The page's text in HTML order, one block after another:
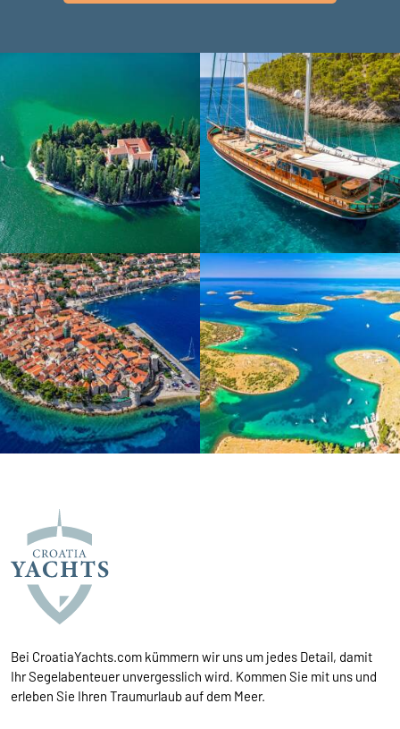
Bei CroatiaYachts.com kümmern wir uns um jedes Detail, damit
Ihr Segelabenteuer unvergesslich wird. Kommen Sie mit uns und
erleben Sie Ihren Traumurlaub auf dem Meer.